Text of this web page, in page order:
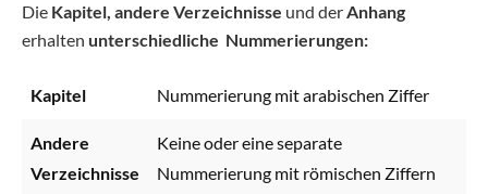
Die Kapitel, andere Verzeichnisse und derAnhang
erhalten unterschiedliche Nummerierungen:
Kapitel Nummerierung mit arabischen Ziffer
Andere
Verzeichnisse
Keine oder eine separate
Nummerierung mit römischen Ziffern